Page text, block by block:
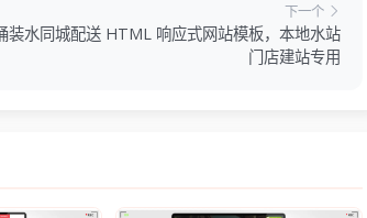
下一个
装水同城配送 HTML 响应式网站模板，本地水站
门店建站专用